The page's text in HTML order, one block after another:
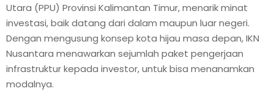
Y
M
E
Utara (PPU) Provinsi Kalimantan Timur, menarik minat
investasi, baik datang dari dalam maupun luar negeri.
Dengan mengusung konsep kota hijau masa depan, IKN
Nusantara menawarkan sejumlah paket pengerjaan
infrastruktur kepada investor, untuk bisa menanamkan
modalnya.